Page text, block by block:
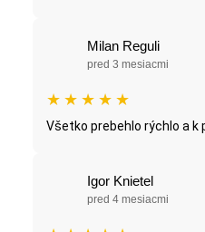
Milan Reguli
pred 3 mesiacmi
★ ★ ★ ★ ★
Všetko prebehlo rýchlo a k
Igor Knietel
pred 4 mesiacmi